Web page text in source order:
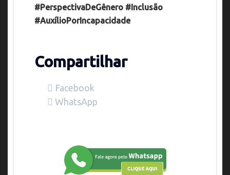
#PerspectivaDeGênero #Inclusão
#AuxílioPorIncapacidade
Compartilhar
Facebook
WhatsApp